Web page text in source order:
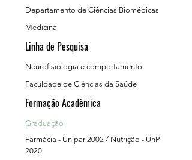
Departamento de Ciências Biomédicas
Medicina
Linha de Pesquisa
Neurofisiologia e comportamento
Faculdade de Ciências da Saúde
Formação Acadêmica
Graduação
Farmácia - Unipar 2002 / Nutrição - UnP
2020